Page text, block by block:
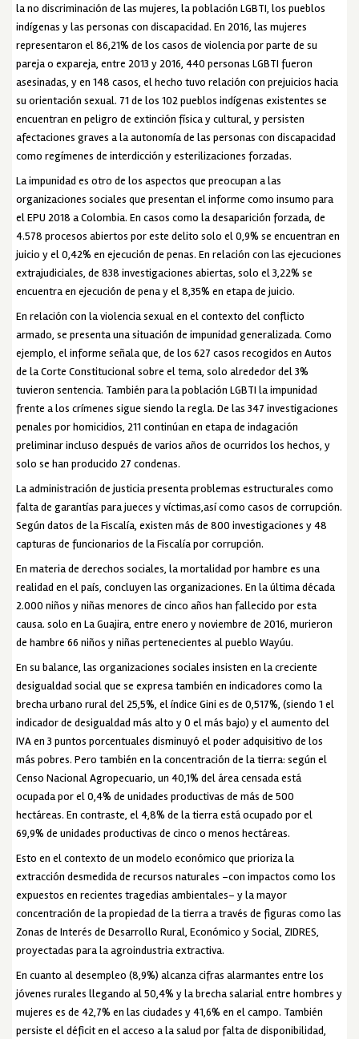
la no discriminación de las mujeres, la población LGBTI, los pueblos
indígenas y las personas con discapacidad. En 2016, las mujeres
representaron el 86,21% de los casos de violencia por parte de su
pareja o expareja, entre 2013 y 2016, 440 personas LGBTI fueron
asesinadas, y en 148 casos, el hecho tuvo relación con prejuicios hacia
su orientación sexual. 71 de los 102 pueblos indígenas existentes se
encuentran en peligro de extinción física y cultural, y persisten
afectaciones graves a la autonomía de las personas con discapacidad
como regímenes de interdicción y esterilizaciones forzadas.
La impunidad es otro de los aspectos que preocupan a las
organizaciones sociales que presentan el informe como insumo para
el EPU 2018 a Colombia. En casos como la desaparición forzada, de
4.578 procesos abiertos por este delito solo el 0,9% se encuentran en
juicio y el 0,42% en ejecución de penas. En relación con las ejecuciones
extrajudiciales, de 838 investigaciones abiertas, solo el 3,22% se
encuentra en ejecución de pena y el 8,35% en etapa de juicio.
En relación con la violencia sexual en el contexto del conflicto
armado, se presenta una situación de impunidad generalizada. Como
ejemplo, el informe señala que, de los 627 casos recogidos en Autos
de la Corte Constitucional sobre el tema, solo alrededor del 3%
tuvieron sentencia. También para la población LGBTI la impunidad
frente a los crímenes sigue siendo la regla. De las 347 investigaciones
penales por homicidios, 211 continúan en etapa de indagación
preliminar incluso después de varios años de ocurridos los hechos, y
solo se han producido 27 condenas.
La administración de justicia presenta problemas estructurales como
falta de garantías para jueces y víctimas,así como casos de corrupción.
Según datos de la Fiscalía, existen más de 800 investigaciones y 48
capturas de funcionarios de la Fiscalía por corrupción.
En materia de derechos sociales, la mortalidad por hambre es una
realidad en el país, concluyen las organizaciones. En la última década
2.000 niños y niñas menores de cinco años han fallecido por esta
causa. solo en La Guajira, entre enero y noviembre de 2016, murieron
de hambre 66 niños y niñas pertenecientes al pueblo Wayúu.
En su balance, las organizaciones sociales insisten en la creciente
desigualdad social que se expresa también en indicadores como la
brecha urbano rural del 25,5%, el índice Gini es de 0,517%, (siendo 1 el
indicador de desigualdad más alto y 0 el más bajo) y el aumento del
IVA en 3 puntos porcentuales disminuyó el poder adquisitivo de los
más pobres. Pero también en la concentración de la tierra: según el
Censo Nacional Agropecuario, un 40,1% del área censada está
ocupada por el 0,4% de unidades productivas de más de 500
hectáreas. En contraste, el 4,8% de la tierra está ocupado por el
69,9% de unidades productivas de cinco o menos hectáreas.
Esto en el contexto de un modelo económico que prioriza la
extracción desmedida de recursos naturales –con impactos como los
expuestos en recientes tragedias ambientales– y la mayor
concentración de la propiedad de la tierra a través de figuras como las
Zonas de Interés de Desarrollo Rural, Económico y Social, ZIDRES,
proyectadas para la agroindustria extractiva.
En cuanto al desempleo (8,9%) alcanza cifras alarmantes entre los
jóvenes rurales llegando al 50,4% y la brecha salarial entre hombres y
mujeres es de 42,7% en las ciudades y 41,6% en el campo. También
persiste el déficit en el acceso a la salud por falta de disponibilidad,